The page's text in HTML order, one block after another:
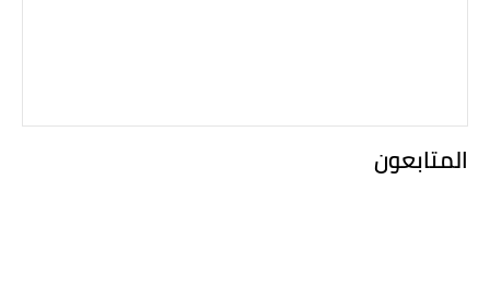
المتابعون